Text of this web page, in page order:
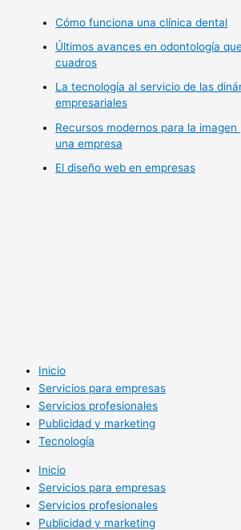
Cómo funciona una clínica dental
Últimos avances en odontología
cuadros
La tecnología al servicio de las
empresariales
Recursos modernos para la
una empresa
El diseño web en empresas
Inicio
Servicios para empresas
Servicios profesionales
Publicidad y marketing
Tecnología
Inicio
Servicios para empresas
Servicios profesionales
Publicidad y marketing